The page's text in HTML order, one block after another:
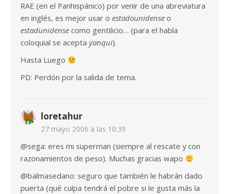
RAE (en el Panhispánico) por venir de una abreviatura
en inglés, es mejor usar o estadounidense o
estadunidense como gentilicio… (para el habla
coloquial se acepta yanqui).
Hasta Luego
PD: Perdón por la salida de tema.
loretahur
27 mayo 2006 a las 10:39
@sega: eres mi superman (siempre al rescate y con
razonamientos de peso). Muchas gracias wapo
@balmasedano: seguro que también le habrán dado
puerta (qué culpa tendrá el pobre si le gusta más la